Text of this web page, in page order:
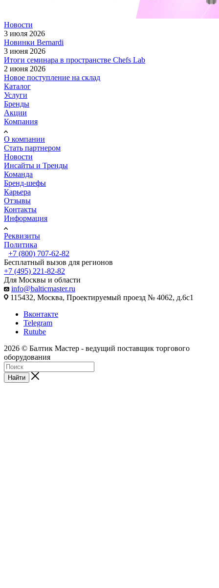
Новости
3 июля 2026
Новинки Bernardi
3 июня 2026
Итоги семинара в пространстве Chefs Lab
2 июня 2026
Новое поступление на склад
Каталог
Услуги
Бренды
Акции
Компания
О компании
Стать партнером
Новости
Инсайты и Тренды
Команда
Бренд-шефы
Карьера
Отзывы
Контакты
Информация
Реквизиты
Политика
+7 (800) 707-62-82
Бесплатный вызов для регионов
+7 (495) 221-82-82
Для Москвы и области
info@balticmaster.ru
115432, Москва, Проектируемый проезд № 4062, д.6с1
Вконтакте
Telegram
Rutube
2026 © Балтик Мастер - ведущий поставщик торгового
оборудования
Найти